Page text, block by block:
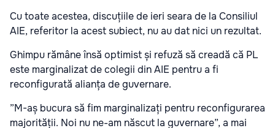
Cu toate acestea, discuțiile de ieri seara de la Consiliul
AIE, referitor la acest subiect, nu au dat nici un rezultat.
Ghimpu rămâne însă optimist și refuză să creadă că PL
este marginalizat de colegii din AIE pentru a fi
reconfigurată alianța de guvernare.
”M-aș bucura să fim marginalizați pentru reconfigurarea
majorității. Noi nu ne-am născut la guvernare”, a mai